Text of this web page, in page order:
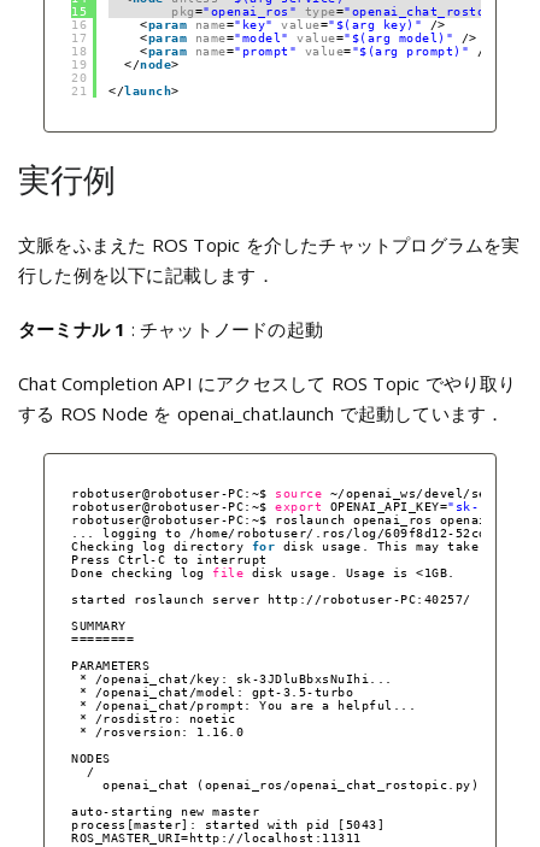
15
16
17
18
19
20
21
pkg="openai_ros" type="openai_chat_rostopic.py"
<param name="key" value="$(arg key)"
/>
<param name="model" value="$(arg model)"
/>
<param name="prompt" value="$(arg prompt)"
/>
</node>
</launch>
実行例
文脈をふまえた ROS Topic を介したチャットプログラムを実
行した例を以下に記載します．
ターミナル 1 : チャットノードの起動
Chat Completion API にアクセスして ROS Topic でやり取り
する ROS Node を openai_chat.launch で起動しています．
robotuser@robotuser-PC:~$ source ~/openai_ws/devel/setup
robotuser@robotuser-PC:~$ export OPENAI_API_KEY="sk-..."
robotuser@robotuser-PC:~$ roslaunch openai_ros
... logging to /home/robotuser/ .ros /log/609f8d12-52cd-11ee-
Checking log directory for disk usage. This may take a
Press Ctrl-C to interrupt
Done checking log file
disk usage. Usage is <1GB.
started roslaunch server http: //robotuser-PC:40257/
SUMMARY
========
PARAMETERS
* /openai_chat/key : sk-3JDluBbxsNuIhi...
* /openai_chat/model : gpt-3.5-turbo
* /openai_chat/prompt : You are a helpful...
* /rosdistro : noetic
* /rosversion: 1.16.0
NODES
/
openai_chat (openai_ros /openai_chat_rostopic.py)
auto-starting new master
process[master]: started with pid [5043]
ROS_MASTER_URI=http: //localhost :11311